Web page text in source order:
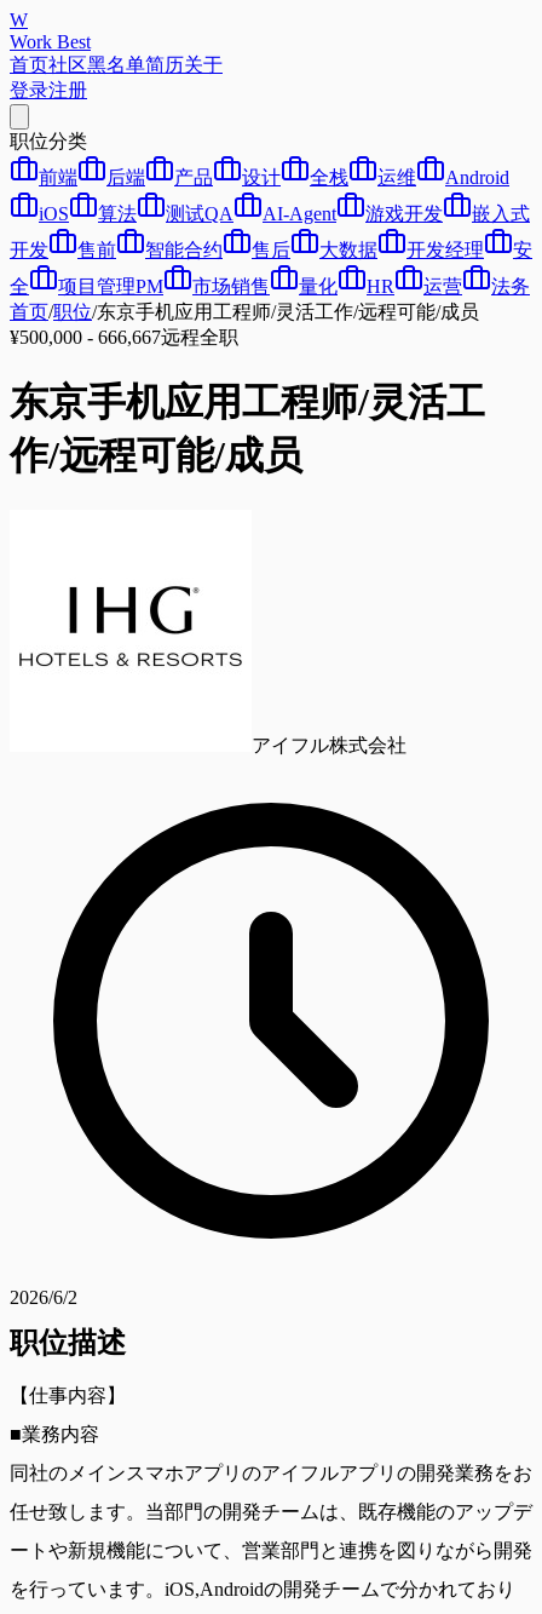
W
Work Best
首页社区黑名单简历关于
登录注册
职位分类
前端
后端 产品 设计 全栈 运维
Android
iOS
算法 测试QA AI-Agent 游戏开发
嵌入式
开发
售前 智能合约 售后 大数据 开发经理
安
全
项目管理PM 市场销售 量化 HR 运营
法务
首页/职位/东京手机应用工程师/灵活工作/远程可能/成员
¥500,000 - 666,667远程全职
东京手机应用工程师/灵活工
作/远程可能/成员
アイフル株式会社
2026/6/2
职位描述
【仕事内容】
■業務内容
同社のメインスマホアプリのアイフルアプリの開発業務をお
任せ致します。当部門の開発チームは、既存機能のアップデ
ートや新規機能について、営業部門と連携を図りながら開発
を行っています。iOS,Androidの開発チームで分かれており